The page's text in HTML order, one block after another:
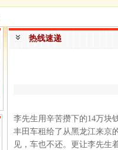
热线速递
李先生用辛苦攒下的14万块
丰田车租给了从黑龙江来京
见，车也不还。更让李先生